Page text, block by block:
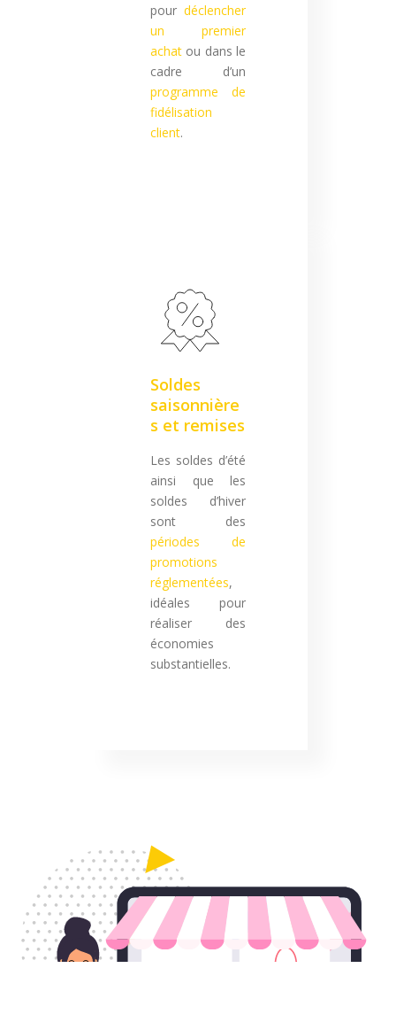
pour déclencher
un premier
achat ou dans le
cadre d’un
programme de
fidélisation
client.
Soldes
saisonnière
s et remises
Les soldes d’été
ainsi que les
soldes d’hiver
sont des
périodes de
promotions
réglementées,
idéales pour
réaliser des
économies
substantielles.